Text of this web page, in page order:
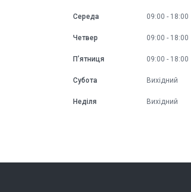
Середа 09:00 18:00
Четвер 09:00 18:00
Пʼятниця 09:00 18:00
Субота Вихідний
Неділя Вихідний